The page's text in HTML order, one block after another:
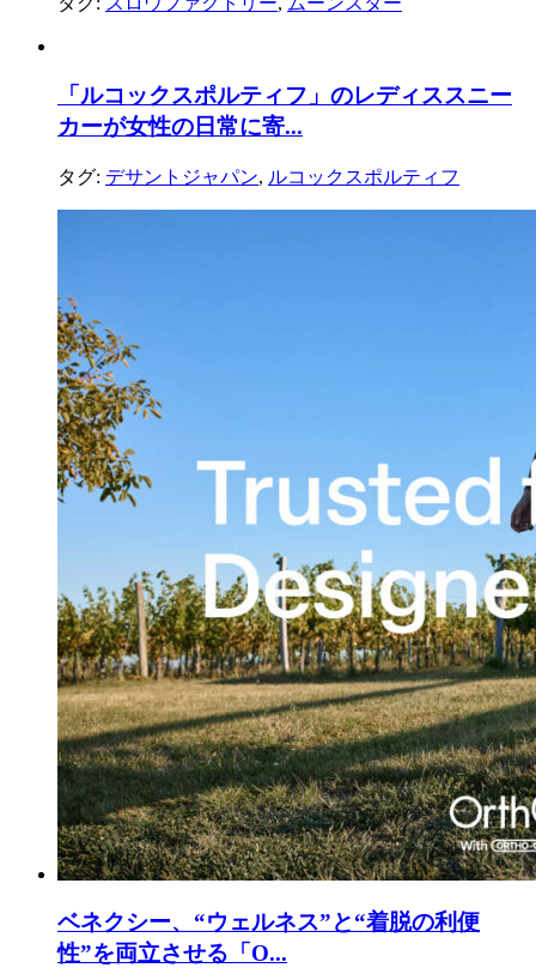
「ルコックスポルティフ」のレディススニー
カーが女性の日常に寄...
タグ: デサントジャパン, ルコックスポルティフ
ベネクシー、“ウェルネス”と“着脱の利便
性”を両立させる「O...